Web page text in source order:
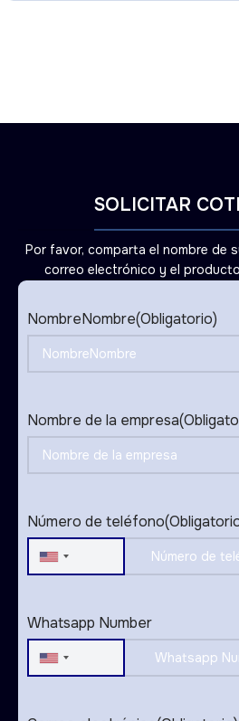
SOLICITAR
Por favor, comparta el nombre de
correo electrónico y el
NombreNombre(Obligatorio)
Nombre de la empresa
Número de teléfono
United
Whatsapp Number
United